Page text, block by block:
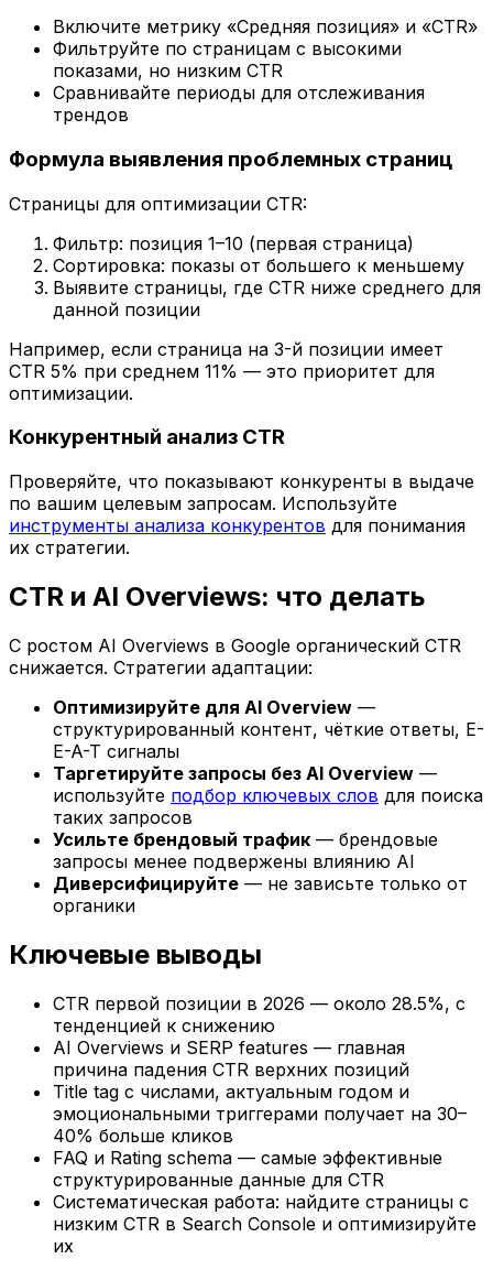
Включите метрику «Средняя позиция» и «CTR»
Фильтруйте по страницам с высокими
показами, но низким CTR
Сравнивайте периоды для отслеживания
трендов
Формула выявления проблемных страниц
Страницы для оптимизации CTR:
Фильтр: позиция 1–10 (первая страница)
Сортировка: показы от большего к меньшему
Выявите страницы, где CTR ниже среднего для
данной позиции
Например, если страница на 3-й позиции имеет
CTR 5% при среднем 11% — это приоритет для
оптимизации.
Конкурентный анализ CTR
Проверяйте, что показывают конкуренты в выдаче
по вашим целевым запросам. Используйте
инструменты анализа конкурентов для понимания
их стратегии.
CTR и AI Overviews: что делать
С ростом AI Overviews в Google органический CTR
снижается. Стратегии адаптации:
Оптимизируйте для AI Overview —
структурированный контент, чёткие ответы, E-
E-A-T сигналы
Таргетируйте запросы без AI Overview —
используйте подбор ключевых слов для поиска
таких запросов
Усильте брендовый трафик — брендовые
запросы менее подвержены влиянию AI
Диверсифицируйте — не зависьте только от
органики
Ключевые выводы
CTR первой позиции в 2026 — около 28.5%, с
тенденцией к снижению
AI Overviews и SERP features — главная
причина падения CTR верхних позиций
Title tag с числами, актуальным годом и
эмоциональными триггерами получает на 30–
40% больше кликов
FAQ и Rating schema — самые эффективные
структурированные данные для CTR
Систематическая работа: найдите страницы с
низким CTR в Search Console и оптимизируйте
их